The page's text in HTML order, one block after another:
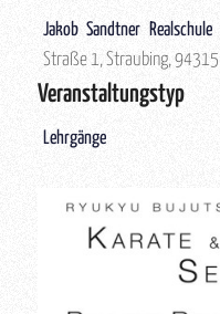
Jakob Sandtner Realschule
Straße 1, Straubing, 94315
Veranstaltungstyp
Lehrgänge